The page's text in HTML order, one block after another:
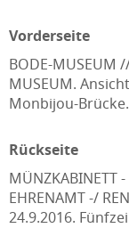
Vorderseite
BODE-MUSEUM
MUSEUM.
Monbijou-Brücke.
Rückseite
MÜNZKABINETT
EHRENAMT -/
24.9.2016.